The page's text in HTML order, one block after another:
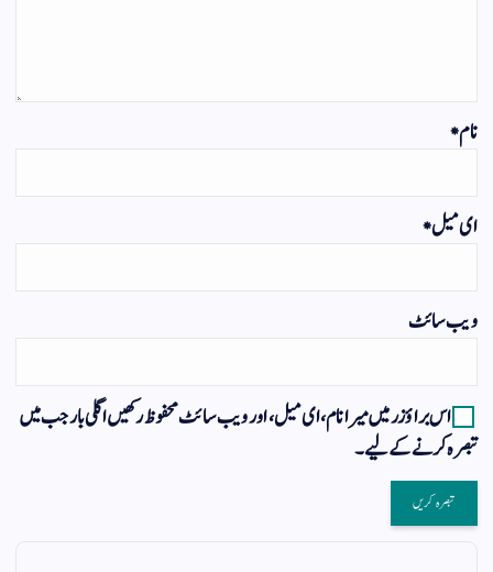
نام*
ای میل*
ویب‌ سائٹ
اس براؤزر میں میرا نام، ای میل، اور ویب سائٹ محفوظ رکھیں اگلی بار جب میں
تبصرہ کرنے کےلیے۔